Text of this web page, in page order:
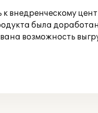
внедренческому
была
возможность